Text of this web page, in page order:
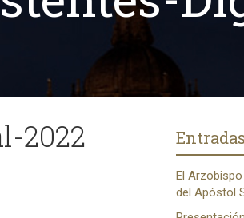
2022
El
del Apóstol